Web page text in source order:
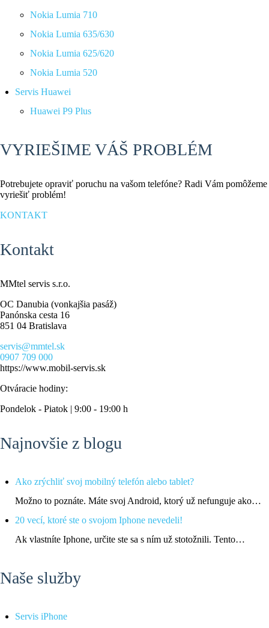
Nokia Lumia 710
Nokia Lumia 635/630
Nokia Lumia 625/620
Nokia Lumia 520
Servis Huawei
Huawei P9 Plus
VYRIEŠIME VÁŠ PROBLÉM
Potrebujete opraviť poruchu na vašom telefóne? Radi Vám pomôžeme
vyriešiť problém!
KONTAKT
Kontakt
MMtel servis s.r.o.
OC Danubia (vonkajšia pasáž)
Panónska cesta 16
851 04 Bratislava
servis@mmtel.sk
0907 709 000
https://www.mobil-servis.sk
Otváracie hodiny:
Pondelok - Piatok | 9:00 - 19:00 h
Najnovšie z blogu
Ako zrýchliť svoj mobilný telefón alebo tablet?
Možno to poznáte. Máte svoj Android, ktorý už nefunguje ako…
20 vecí, ktoré ste o svojom Iphone nevedeli!
Ak vlastníte Iphone, určite ste sa s ním už stotožnili. Tento…
Naše služby
Servis iPhone